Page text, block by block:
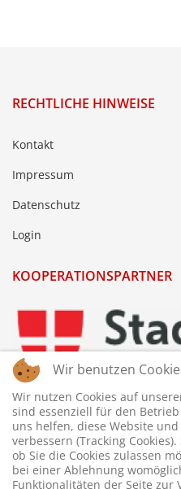
RECHTLICHE HINWEISE
Kontakt
Impressum
Datenschutz
Login
KOOPERATIONSPARTNER
Wir benutzen
Wir nutzen Cookies auf
sind essenziell für den
uns helfen, diese Website
verbessern (Tracking
ob Sie die Cookies zulassen
bei einer Ablehnung
Funktionalitäten der Seite zur